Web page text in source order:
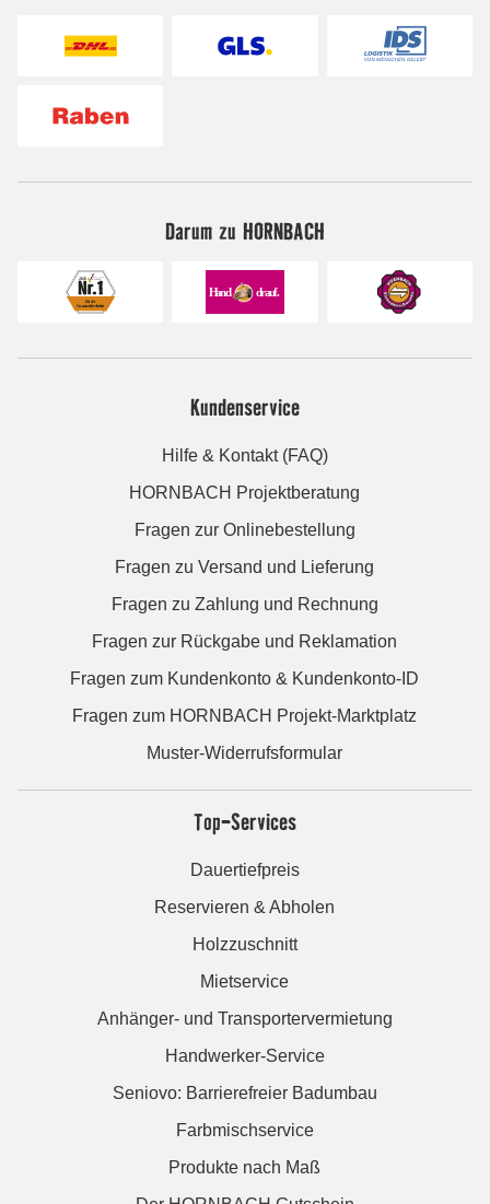
Darum zu HORNBACH
Kundenservice
Hilfe & Kontakt (FAQ)
HORNBACH Projektberatung
Fragen zur Onlinebestellung
Fragen zu Versand und Lieferung
Fragen zu Zahlung und Rechnung
Fragen zur Rückgabe und Reklamation
Fragen zum Kundenkonto & Kundenkonto-ID
Fragen zum HORNBACH Projekt-Marktplatz
Muster-Widerrufsformular
Top-Services
Dauertiefpreis
Reservieren & Abholen
Holzzuschnitt
Mietservice
Anhänger- und Transportervermietung
Handwerker-Service
Seniovo: Barrierefreier Badumbau
Farbmischservice
Produkte nach Maß